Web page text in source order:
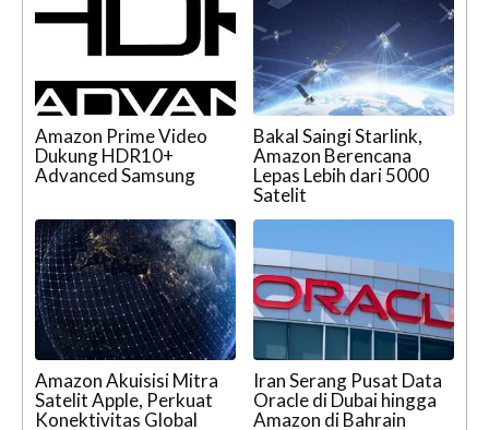
Amazon Prime Video
Dukung HDR10+
Advanced Samsung
Bakal Saingi Starlink,
Amazon Berencana
Lepas Lebih dari 5000
Satelit
Amazon Akuisisi Mitra
Satelit Apple, Perkuat
Konektivitas Global
Iran Serang Pusat Data
Oracle di Dubai hingga
Amazon di Bahrain